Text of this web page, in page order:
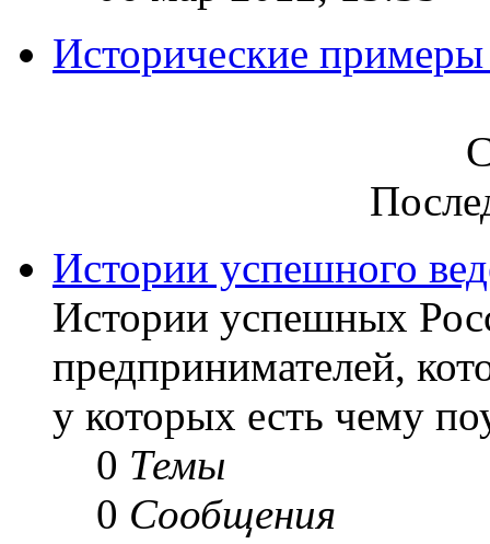
Исторические
Истории успешного
Истории успешных
предпринимателей,
у которых есть чему
0 Темы
0 Сообщения